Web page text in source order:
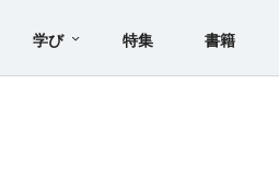
学び 特集 書籍